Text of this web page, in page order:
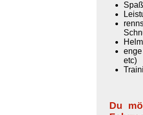
Helm
etc)
Du